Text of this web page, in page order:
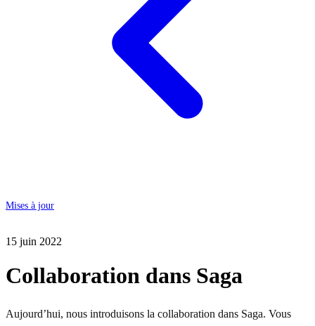
Mises à jour
15 juin 2022
Collaboration dans Saga
Aujourd’hui, nous introduisons la collaboration dans Saga. Vous